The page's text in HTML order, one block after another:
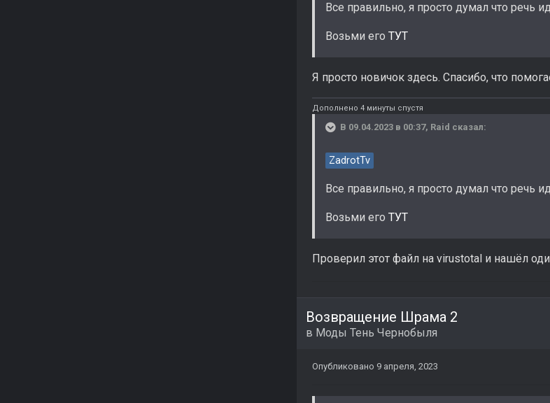
Все правильно, я просто думал что речь
Возьми его ТУТ
Я просто новичок здесь. Спасибо, что
Дополнено 4 минуты спустя
В 09.04.2023 в 00:37, Raid сказал:
ZadrotTv
Все правильно, я просто думал что речь
Возьми его ТУТ
Проверил этот файл на virustotal и нашёл
Возвращение Шрама 2
в Моды Тень Чернобыля
Опубликовано 9 апреля, 2023